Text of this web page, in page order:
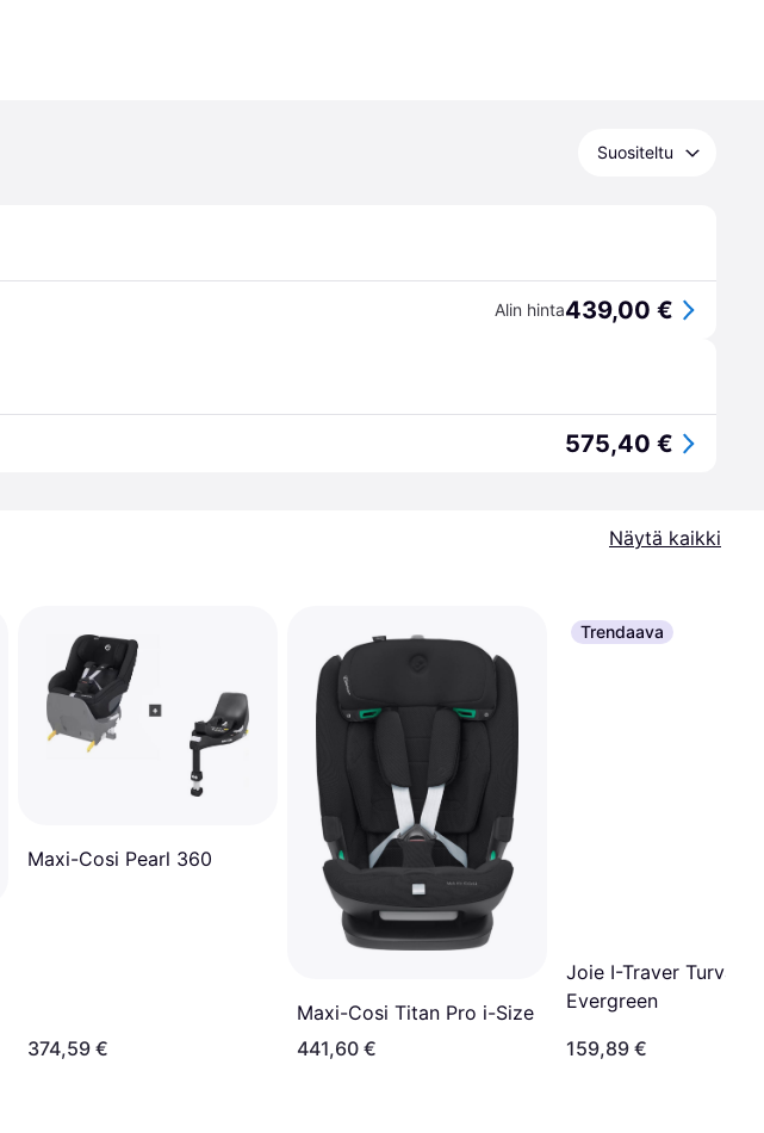
Suositeltu
Alin hinta439,00 €
575,40 €
Näytä kaikki
Maxi-Cosi Pearl 360
374,59 €
Maxi-Cosi Titan Pro i-Size
441,60 €
Trendaava
Joie I-Traver
Evergreen
159,89 €